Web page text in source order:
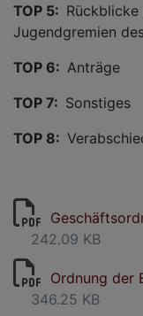
TOP 5:
Jugendgremien
TOP 6: Anträge ​
TOP 7: Sonstiges​
TOP 8:
242.09 KB
Ordnung der
346.25 KB